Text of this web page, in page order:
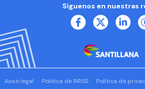
Síguenos en nuestras
Aviso legal Política de RRSS Política de